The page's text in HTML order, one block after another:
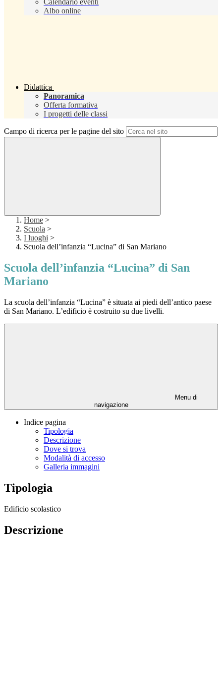
Calendario eventi
Albo online
Didattica
Panoramica
Offerta formativa
I progetti delle classi
Campo di ricerca per le pagine del sito
Home >
Scuola >
I luoghi >
Scuola dell’infanzia “Lucina” di San Mariano
Scuola dell’infanzia “Lucina” di San
Mariano
La scuola dell’infanzia “Lucina” è situata ai piedi dell’antico paese
di San Mariano. L’edificio è costruito su due livelli.
Menu di
navigazione
Indice pagina
Tipologia
Descrizione
Dove si trova
Modalità di accesso
Galleria immagini
Tipologia
Edificio scolastico
Descrizione